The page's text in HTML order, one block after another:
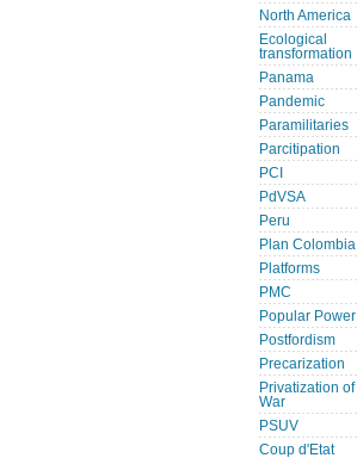
North America
Ecological
transformation
Panama
Pandemic
Paramilitaries
Parcitipation
PCI
PdVSA
Peru
Plan Colombia
Platforms
PMC
Popular Power
Postfordism
Precarization
Privatization of
War
PSUV
Coup d'Etat